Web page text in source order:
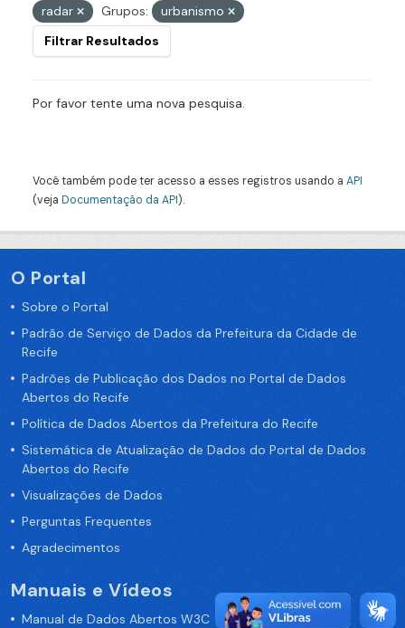
radar
Grupos:
urbanismo
Filtrar Resultados
Por favor tente uma nova pesquisa.
Você também pode ter acesso a esses registros usando a API
(veja Documentação da API).
O Portal
Sobre o Portal
Padrão de Serviço de Dados da Prefeitura da Cidade de
Recife
Padrões de Publicação dos Dados no Portal de Dados
Abertos do Recife
Política de Dados Abertos da Prefeitura do Recife
Sistemática de Atualização de Dados do Portal de Dados
Abertos do Recife
Visualizações de Dados
Perguntas Frequentes
Agradecimentos
Manuais e Vídeos
Manual de Dados Abertos W3C